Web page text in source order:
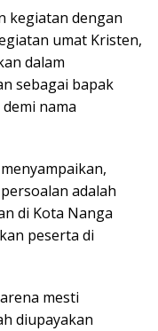
kegiatan dengan
umat Kristen,
dalam
sebagai bapak
nama
adalah
di Kota Nanga
peserta di
mesti
diupayakan